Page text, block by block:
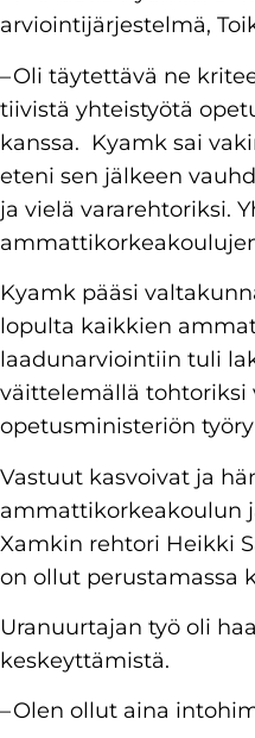
arviointijärjestelmä,
– Oli täytettävä ne
tiivistä yhteistyötä
kanssa. Kyamk sai
eteni sen jälkeen
ja vielä vararehtoriksi.
Kyamk pääsi
lopulta kaikkien
laadunarviointiin tuli
väittelemällä tohtoriksi
opetusministeriön
Vastuut kasvoivat ja
ammattikorkeakoulun
Xamkin rehtori Heikki
on ollut perustamassa
Uranuurtajan työ oli
keskeyttämistä.
– Olen ollut aina